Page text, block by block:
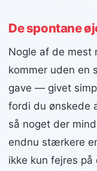
De spontane
Nogle af de mest
kommer uden en
gave — givet
fordi du ønskede
så noget der
endnu stærkere
ikke kun fejres